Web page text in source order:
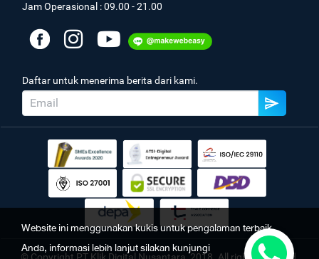
Jam Operasional : 09.00 - 21.00
Daftar untuk menerima berita dari kami.
Website ini menggunakan kukis untuk pengalaman terbaik
Anda, informasi lebih lanjut silakan kunjungi